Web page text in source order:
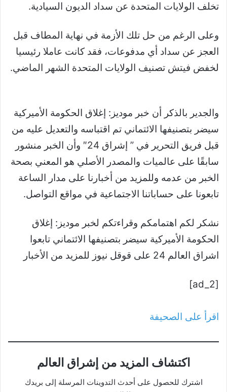
تخلف الولايات المتحدة عن سداد الديون السيادية.
وعلى الرغم من حل تلك الأزمة في نهاية المطاف قبل
العجز عن سداد أي مدفوعات، فقد كانت عاملا رئيسيا
لخفض فيتش تصنيف الولايات المتحدة الشهر الماضي.
والجدير بالذكر أن خبر موديز: إغلاق الحكومة الأميركية
سيضر بتصنيفها الائتماني تم اقتباسه والتعديل عليه من
قبل فريق التحرير في ” إشراق 24″ وأن الخبر منشور
سابقًا على عالميات والمصدر الأصلي هو المعني بصحة
الخبر من عدمه وللمزيد من أخبارنا على مدار الساعة
تابعونا على حساباتنا الاجتماعية في مواقع التواصل.
نشكر لكم اهتمامكم وقراءتكم لخبر موديز: إغلاق
الحكومة الأميركية سيضر بتصنيفها الائتماني تابعوا
اشراق العالم 24 على قوقل نيوز للمزيد من الأخبار
[ad_2]
اقرأ على الصحيفة
اكتشاف المزيد من إشراق العالم
اشترك للحصول على أحدث التدوينات المرسلة إلى بريدك